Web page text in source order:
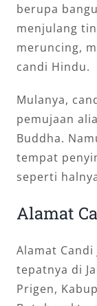
berupa
menjulang
meruncing,
candi Hindu.
Mulanya,
pemujaan
Buddha.
tempat
seperti
Alamat
Alamat Candi
tepatnya di
Prigen,